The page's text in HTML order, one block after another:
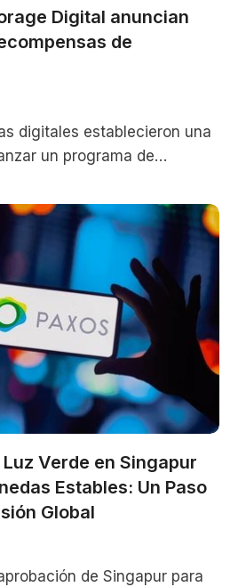
Digital anuncian
de
digitales establecieron una
un programa de
Verde en Singapur
Estables: Un Paso
Global
de Singapur para